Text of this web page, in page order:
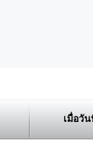
เมื่อวัน